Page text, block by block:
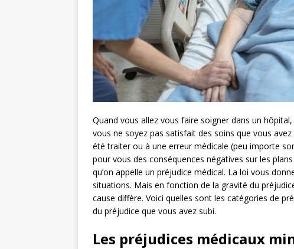
Quand vous allez vous faire soigner dans un
vous ne soyez pas satisfait des soins que vous
été traiter ou à une erreur médicale (peu importe
pour vous des conséquences négatives sur les
qu’on appelle un préjudice médical. La loi vous
situations. Mais en fonction de la gravité du
cause diffère. Voici quelles sont les catégories de
du préjudice que vous avez subi.
Les préjudices médicaux